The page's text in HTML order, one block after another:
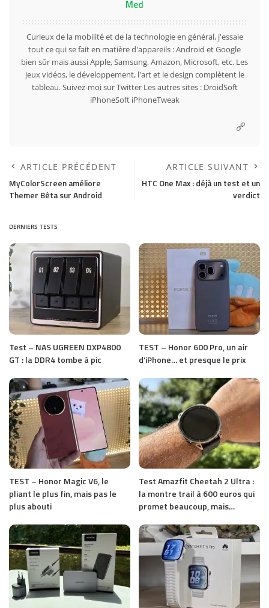
Med
Curieux de la mobilité et de la technologie en général, j'essaie
tout ce qui se fait en matière d'appareils : Android et Google
bien sûr mais aussi Apple, Samsung, Amazon, Microsoft, etc. Les
jeux vidéos, le développement, l'art et le design complètent le
tableau. Suivez-moi surTwitterLes autres sites : DroidSoft
iPhoneSoft iPhoneTweak
ARTICLE PRÉCÉDENT
MyColorScreen améliore
Themer Bêta sur Android
ARTICLE SUIVANT
HTC One Max : déjà un test et un
verdict
DERNIERS TESTS
Test – NAS UGREEN DXP4800
GT : la DDR4 tombe à pic
TEST – Honor 600 Pro, un air
d’iPhone… et presque le prix
TEST – Honor Magic V6, le
pliant le plus fin, mais pas le
plus abouti
Test Amazfit Cheetah 2 Ultra :
la montre trail à 600 euros qui
promet beaucoup, mais…